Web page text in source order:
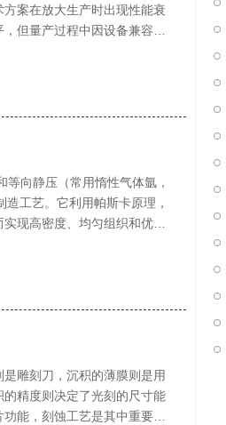
案在放大生产时出现性能衰
但量产过程中因设备兼容
发阶段的不完善性使得企业
向静压（常用惰性气体氩，
工艺。它利用帕斯卡原理，
现高密度、均匀组织和优异
雕刻刀，沉积的薄膜则是用
精度则决定了光刻的尺寸能
能，刻蚀工艺是其中重要的